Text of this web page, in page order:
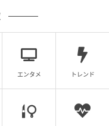
エンタメ トレンド